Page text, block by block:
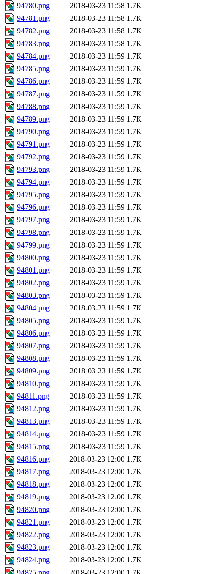
94780.png
2018-03-23 11:58 1.7K
94781.png
2018-03-23 11:58 1.7K
94782.png
2018-03-23 11:58 1.7K
94783.png
2018-03-23 11:58 1.7K
94784.png
2018-03-23 11:59 1.7K
94785.png
2018-03-23 11:59 1.7K
94786.png
2018-03-23 11:59 1.7K
94787.png
2018-03-23 11:59 1.7K
94788.png
2018-03-23 11:59 1.7K
94789.png
2018-03-23 11:59 1.7K
94790.png
2018-03-23 11:59 1.7K
94791.png
2018-03-23 11:59 1.7K
94792.png
2018-03-23 11:59 1.7K
94793.png
2018-03-23 11:59 1.7K
94794.png
2018-03-23 11:59 1.7K
94795.png
2018-03-23 11:59 1.7K
94796.png
2018-03-23 11:59 1.7K
94797.png
2018-03-23 11:59 1.7K
94798.png
2018-03-23 11:59 1.7K
94799.png
2018-03-23 11:59 1.7K
94800.png
2018-03-23 11:59 1.7K
94801.png
2018-03-23 11:59 1.7K
94802.png
2018-03-23 11:59 1.7K
94803.png
2018-03-23 11:59 1.7K
94804.png
2018-03-23 11:59 1.7K
94805.png
2018-03-23 11:59 1.7K
94806.png
2018-03-23 11:59 1.7K
94807.png
2018-03-23 11:59 1.7K
94808.png
2018-03-23 11:59 1.7K
94809.png
2018-03-23 11:59 1.7K
94810.png
2018-03-23 11:59 1.7K
94811.png
2018-03-23 11:59 1.7K
94812.png
2018-03-23 11:59 1.7K
94813.png
2018-03-23 11:59 1.7K
94814.png
2018-03-23 11:59 1.7K
94815.png
2018-03-23 11:59 1.7K
94816.png
2018-03-23 12:00 1.7K
94817.png
2018-03-23 12:00 1.7K
94818.png
2018-03-23 12:00 1.7K
94819.png
2018-03-23 12:00 1.7K
94820.png
2018-03-23 12:00 1.7K
94821.png
2018-03-23 12:00 1.7K
94822.png
2018-03-23 12:00 1.7K
94823.png
2018-03-23 12:00 1.7K
94824.png
2018-03-23 12:00 1.7K